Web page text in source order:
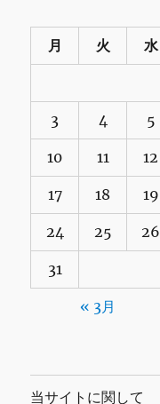
月 火 水
3 4 5
10 11 12
17 18 19
24 25 26
31
« 3月
当サイトに関して